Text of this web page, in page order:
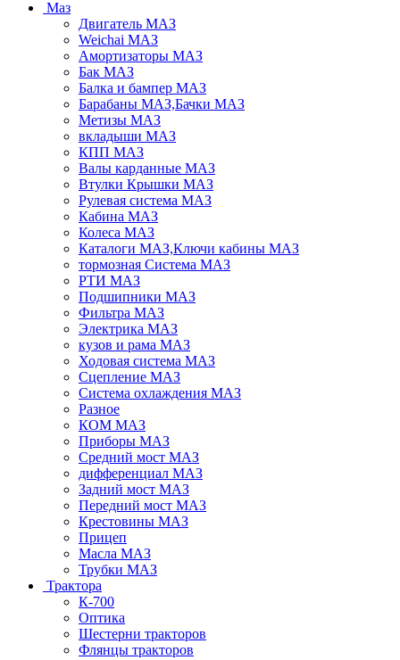
Маз
Двигатель МАЗ
Weichai МАЗ
Амортизаторы МАЗ
Бак МАЗ
Балка и бампер МАЗ
Барабаны МАЗ,Бачки МАЗ
Метизы МАЗ
вкладыши МАЗ
КПП МАЗ
Валы карданные МАЗ
Втулки Крышки МАЗ
Рулевая система МАЗ
Кабина МАЗ
Колеса МАЗ
Каталоги МАЗ,Ключи кабины МАЗ
тормозная Система МАЗ
РТИ МАЗ
Подшипники МАЗ
Фильтра МАЗ
Электрика МАЗ
кузов и рама МАЗ
Ходовая система МАЗ
Сцепление МАЗ
Система охлаждения МАЗ
Разное
КОМ МАЗ
Приборы МАЗ
Средний мост МАЗ
дифференциал МАЗ
Задний мост МАЗ
Передний мост МАЗ
Крестовины МАЗ
Прицеп
Масла МАЗ
Трубки МАЗ
Трактора
К-700
Оптика
Шестерни тракторов
Флянцы тракторов